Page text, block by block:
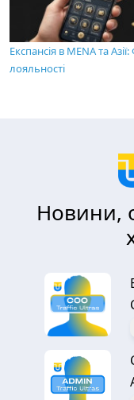
Експансія в MENA та
лояльності
Новини,